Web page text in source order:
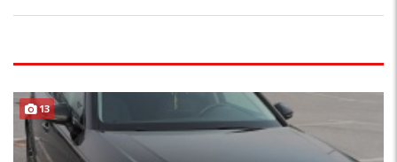
13